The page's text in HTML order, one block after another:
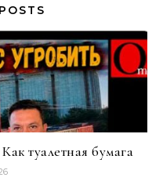
туалетная бумага